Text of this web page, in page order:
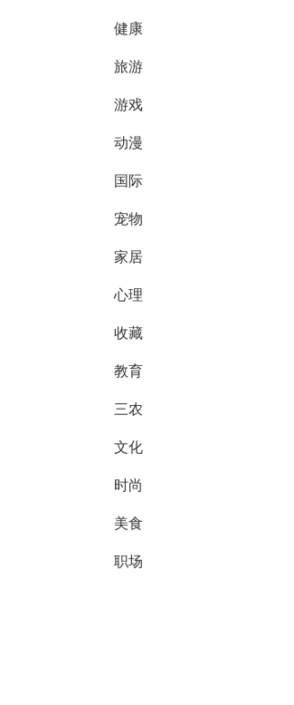
健康
旅游
游戏
动漫
国际
宠物
家居
心理
收藏
教育
三农
文化
时尚
美食
职场